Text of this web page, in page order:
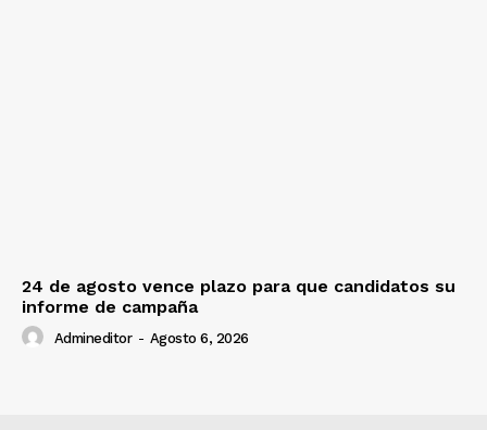
24 de agosto vence plazo para que candidatos su
informe de campaña
Admineditor - Agosto 6, 2026